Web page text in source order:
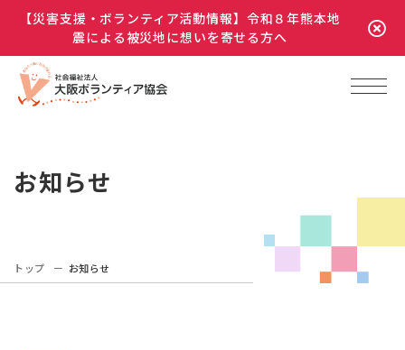
【災害支援・ボランティア活動情報】令和８年熊本地
震による被災地に想いを寄せる方へ
お知らせ
トップ お知らせ